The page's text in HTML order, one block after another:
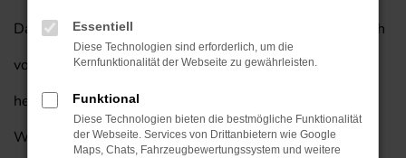
Dass ein Jeep Wrangler in jede Stadt passt, versteht sich
von selbst. Entsprechend empfehlen wir dieses
herausragende Fahrzeug auch für Ihre Mobilität in
Wiesbaden und lassen Sie gerne bei uns einsteigen.
Essentiell
Diese Technologien sind erforderlich, um die
Kernfunktionalität der Webseite zu gewährleisten.
Funktional
Diese Technologien bieten die bestmögliche Funktionalität
der Webseite. Services von Drittanbietern wie Google
Maps, Chats, Fahrzeugbewertungssystem und weitere